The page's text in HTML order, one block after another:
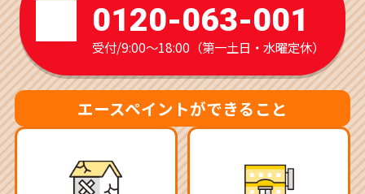
0120-063-001
受付/9:00～18:00（第一土日・水曜定休）
エースペイントができること